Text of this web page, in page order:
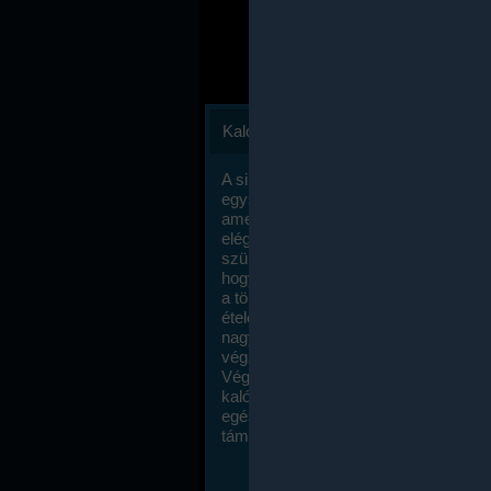
Kalóriaszámlálás
A sikeres fogyás titka valójában igen
egyszerű: égess több energiát, mint
amennyit beviszel. Természetesen
elég nagy fegyelemre és akaraterőre
szükség, de meglepődve fogod
hogy a kalóriaszámolás mennyire
a többi diétához képest. Itt nincsenek
ételek és a megengedett kalóriabevitelt
nagymértékben növelheted ha
végzel.
Végül, de nem utolsó sorban, a
kalóriaszámolás módszerét a legtöbb
egészségügyi szakorvos ajánlja és
támogatja.